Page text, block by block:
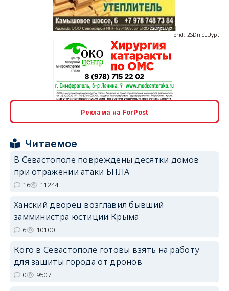
erid: 2SDnjcLUypt
erid: 2SDnjcrDNw6
erid: 2SDnjdvhGXG
Реклама на ForPost
Читаемое
В Севастополе повреждены десятки домов
при отражении атаки БПЛА
16 11244
Ханский дворец возглавил бывший
замминистра юстиции Крыма
6 10100
Кого в Севастополе готовы взять на работу
для защиты города от дронов
0 9507